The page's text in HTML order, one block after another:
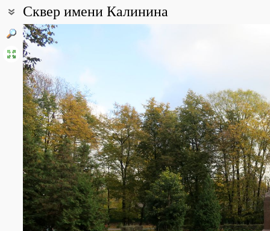
Сквер имени Калинина
Coordinates:
55° 45′ 09″ N, 37° 43′ 02″ E (view at maps of
Point description:
Энтузиастов и Авиамоторной улицы, был разбит сквер, и
Калинину, партийному и государственному деятелю СССР
Сквер занимает территорию около 1,4 га. Поскольку он
получилось тихое и уютное место буквально в двух шагах от
Основные посадки были произведены в 1947 - 51 гг.
мелколистная (Tilia cordata), но есть и различные клёны, и
В 2015-16 гг. в сквере проводились реставрационные работы:
деревьев. В 2019 году в рамках программы «Доступность
благоустроена. Установлены малые архитектурные формы из
индустриальной истории района, входные стелы в сквер и
использованы злаковые и многолетники алых оттенков,
страны, одним из творцов истории которой был М.И. Калинин
All photos(14) Photos of plants & lichens(15)